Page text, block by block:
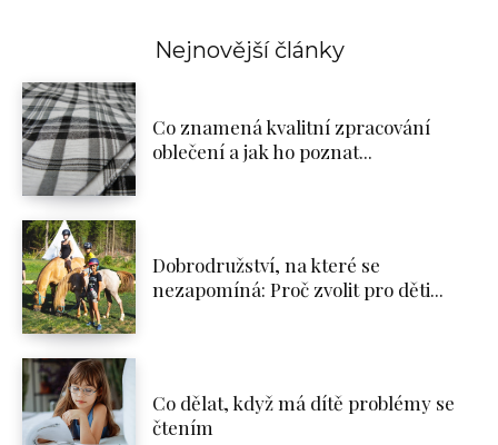
Nejnovější články
Co znamená kvalitní zpracování
oblečení a jak ho poznat...
Dobrodružství, na které se
nezapomíná: Proč zvolit pro děti...
Co dělat, když má dítě problémy se
čtením